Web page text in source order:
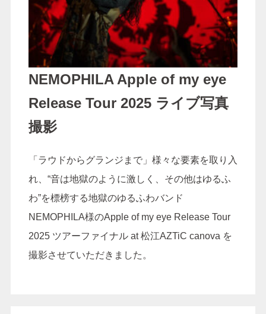
NEMOPHILA Apple of my eye
Release Tour 2025 ライブ写真
撮影
「ラウドからグランジまで」様々な要素を取り入
れ、“音は地獄のように激しく、その他はゆるふ
わ”を標榜する地獄のゆるふわバンド
NEMOPHILA様のApple of my eye Release Tour
2025 ツアーファイナル at 松江AZTiC canova を
撮影させていただきました。